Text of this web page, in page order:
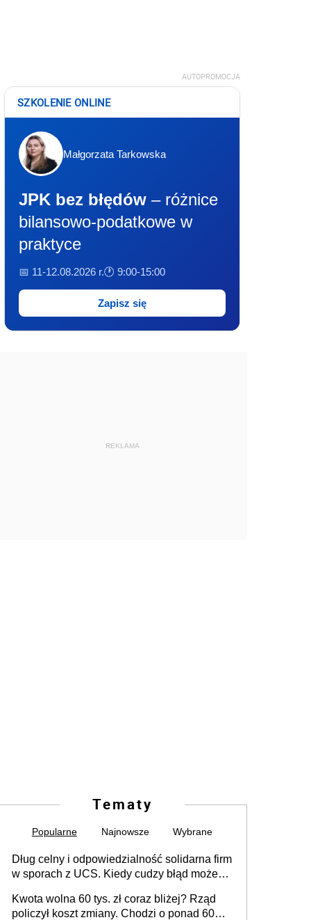
AUTOPROMOCJA
SZKOLENIE ONLINE
Małgorzata Tarkowska
JPK bez błędów – różnice
bilansowo-podatkowe w
praktyce
📅 11-12.08.2026 r.🕐 9:00-15:00
Zapisz się
REKLAMA
Tematy
Popularne Najnowsze Wybrane
Dług celny i odpowiedzialność solidarna firm
w sporach z UCS. Kiedy cudzy błąd może
Kwota wolna 60 tys. zł coraz bliżej? Rząd
policzył koszt zmiany. Chodzi o ponad 60